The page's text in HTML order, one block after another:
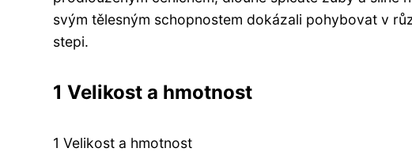
svým tělesným schopnostem dokázali pohybovat v
stepi.
1 Velikost a hmotnost
1 Velikost a hmotnost